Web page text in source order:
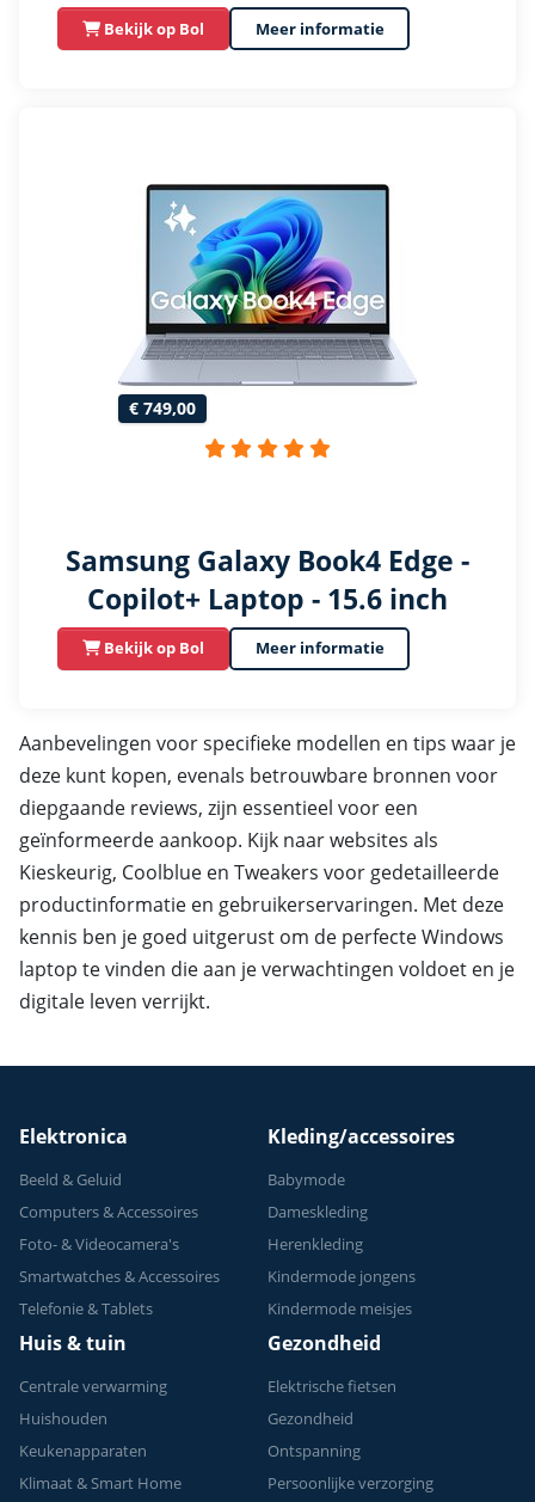
Bekijk op Bol Meer informatie
€ 749,00
Samsung Galaxy Book4 Edge -
Copilot+ Laptop - 15.6 inch
Bekijk op Bol Meer informatie
Aanbevelingen voor specifieke modellen en tips waar je
deze kunt kopen, evenals betrouwbare bronnen voor
diepgaande reviews, zijn essentieel voor een
geïnformeerde aankoop. Kijk naar websites als
Kieskeurig, Coolblue en Tweakers voor gedetailleerde
productinformatie en gebruikerservaringen. Met deze
kennis ben je goed uitgerust om de perfecte Windows
laptop te vinden die aan je verwachtingen voldoet en je
digitale leven verrijkt.
Elektronica
Beeld & Geluid
Computers & Accessoires
Foto- & Videocamera's
Smartwatches & Accessoires
Telefonie & Tablets
Kleding/accessoires
Babymode
Dameskleding
Herenkleding
Kindermode jongens
Kindermode meisjes
Huis & tuin
Centrale verwarming
Huishouden
Keukenapparaten
Klimaat & Smart Home
Gezondheid
Elektrische fietsen
Gezondheid
Ontspanning
Persoonlijke verzorging